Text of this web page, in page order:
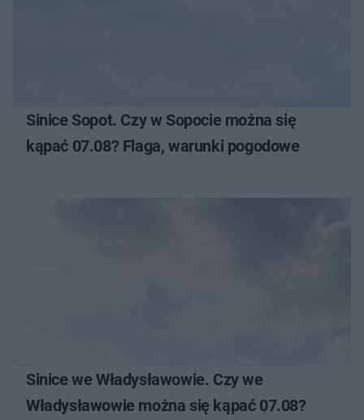
Sinice Sopot. Czy w Sopocie można się
kąpać 07.08? Flaga, warunki pogodowe
Sinice we Władysławowie. Czy we
Władysławowie można się kąpać 07.08?